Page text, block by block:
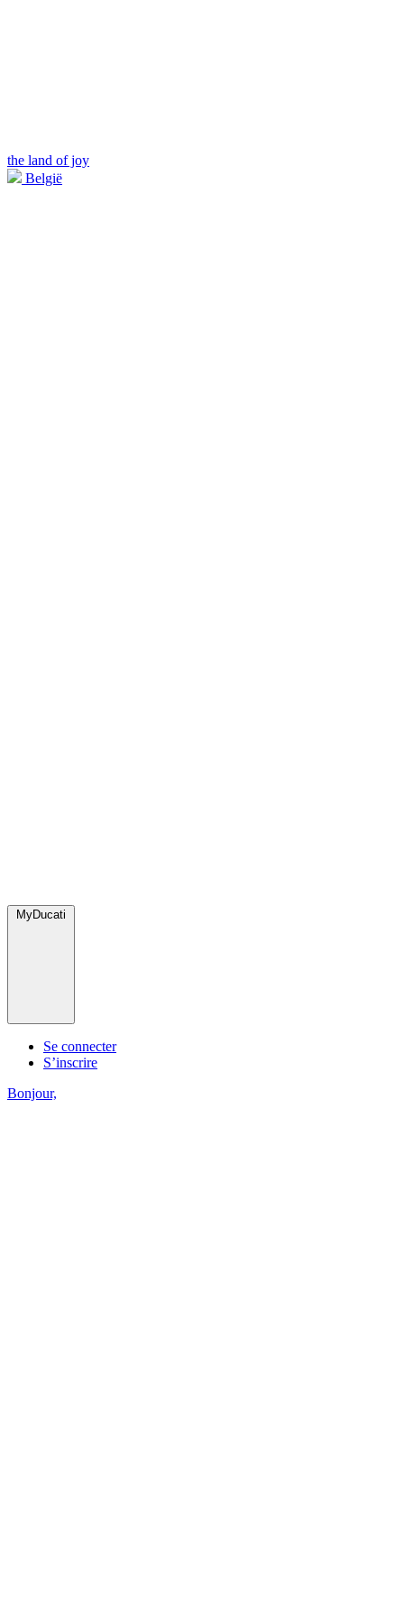
the land of joy
België
MyDucati
Se connecter
S’inscrire
Bonjour,